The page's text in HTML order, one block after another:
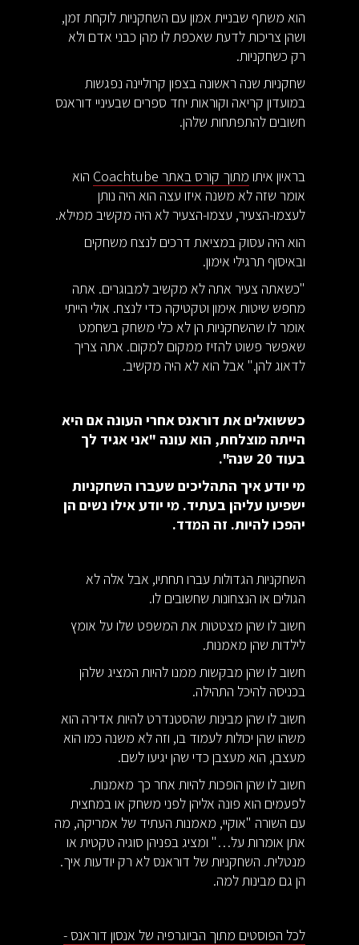
הוא משתף שבניית אמון עם השחקניות לוקחת זמן,
ושהן צריכות לדעת שאכפת לו מהן כבני אדם ולא
רק כשחקניות.
שחקניות שנה ראשונה בצפון קרוליינה נפגשות
במועדון קריאה וקוראות יחד ספרים שבעיניי דוראנס
חשובים להתפתחות שלהן.
בראיון איתו מתוך קורס באתר Coachtube
הוא
אומר שזה לא משנה איזו עצה הוא היה נותן
לעצמו-הצעיר, עצמו-הצעיר לא היה מקשיב ממילא.
הוא היה עסוק במציאת דרכים לנצח משחקים
ובאיסוף תרגילי אימון.
"כשאתה צעיר אתה לא מקשיב למבוגרים. אתה
מחפש שיטות אימון וטקטיקה כדי לנצח. אולי הייתי
אומר לו שהשחקניות הן לא כלי משחק בשחמט
שאפשר פשוט להזיז ממקום למקום. אתה צריך
לדאוג להן." אבל הוא לא היה מקשיב.
כששואלים את דוראנס אחרי העונה אם היא
הייתה מוצלחת, הוא עונה "אני אגיד לך
בעוד 20 שנה".
מי יודע איך התהליכים שעברו השחקניות
ישפיעו עליהן בעתיד. מי יודע אילו נשים הן
יהפכו להיות. זה המדד.
השחקניות הגדולות עברו תחתיו, אבל אלה לא
הגולים או הנצחונות שחשובים לו.
חשוב לו שהן מצטטות את המשפט שלו על אומץ
לילדות שהן מאמנות.
חשוב לו שהן מבקשות ממנו להיות המציג שלהן
בכניסה להיכל התהילה.
חשוב לו שהן מבינות שהסטנדרט להיות אדירה הוא
משהו שהן יכולות לעמוד בו, וזה לא משנה כמו הוא
מעצבן, הוא מעצבן כדי שהן יגיעו לשם.
חשוב לו שהן הופכות להיות אחר כך מאמנות.
לפעמים הוא פונה אליהן לפני משחק או במחצית
עם השורה "אוקיי, מאמנות העתיד של אמריקה, מה
אתן אומרות על…" ומציג בפניהן סוגיה טקטית או
מנטלית. השחקניות של דוראנס לא רק יודעות איך.
הן גם מבינות למה.
לכל הפוסטים מתוך הביוגרפיה של אנסון דוראנס -